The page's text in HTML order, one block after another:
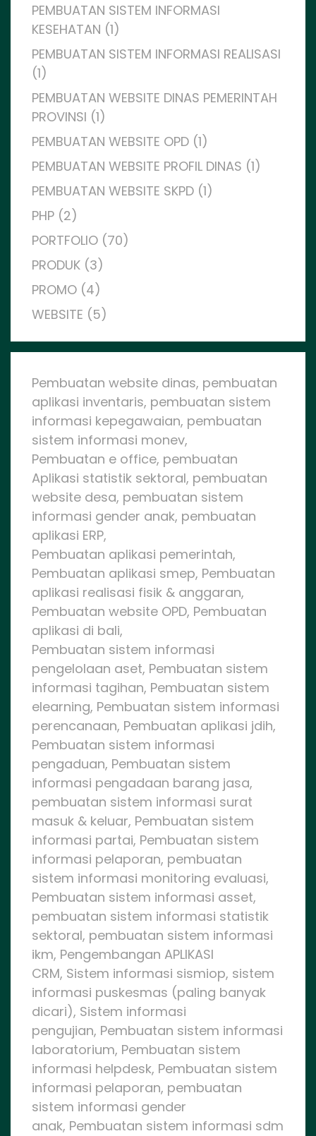
PEMBUATAN SISTEM INFORMASI
KESEHATAN (1)
PEMBUATAN SISTEM INFORMASI REALISASI
(1)
PEMBUATAN WEBSITE DINAS PEMERINTAH
PROVINSI (1)
PEMBUATAN WEBSITE OPD (1)
PEMBUATAN WEBSITE PROFIL DINAS (1)
PEMBUATAN WEBSITE SKPD (1)
PHP (2)
PORTFOLIO (70)
PRODUK (3)
PROMO (4)
WEBSITE (5)
Pembuatan website dinas, pembuatan
aplikasi inventaris, pembuatan sistem
informasi kepegawaian, pembuatan
sistem informasi monev,
Pembuatan e office, pembuatan
Aplikasi statistik sektoral, pembuatan
website desa, pembuatan sistem
informasi gender anak, pembuatan
aplikasi ERP,
Pembuatan aplikasi pemerintah,
Pembuatan aplikasi smep, Pembuatan
aplikasi realisasi fisik & anggaran,
Pembuatan website OPD, Pembuatan
aplikasi di bali,
Pembuatan sistem informasi
pengelolaan aset, Pembuatan sistem
informasi tagihan, Pembuatan sistem
elearning, Pembuatan sistem informasi
perencanaan, Pembuatan aplikasi jdih,
Pembuatan sistem informasi
pengaduan, Pembuatan sistem
informasi pengadaan barang jasa,
pembuatan sistem informasi surat
masuk & keluar, Pembuatan sistem
informasi partai, Pembuatan sistem
informasi pelaporan, pembuatan
sistem informasi monitoring evaluasi,
Pembuatan sistem informasi asset,
pembuatan sistem informasi statistik
sektoral, pembuatan sistem informasi
ikm, Pengembangan APLIKASI
CRM, Sistem informasi sismiop, sistem
informasi puskesmas (paling banyak
dicari), Sistem informasi
pengujian, Pembuatan sistem informasi
laboratorium, Pembuatan sistem
informasi helpdesk, Pembuatan sistem
informasi pelaporan, pembuatan
sistem informasi gender
anak, Pembuatan sistem informasi sdm